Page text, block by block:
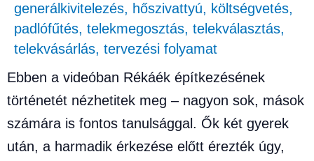
generálkivitelezés, hőszivattyú, költségvetés,
padlófűtés, telekmegosztás, telekválasztás,
telekvásárlás, tervezési folyamat
Ebben a videóban Rékáék építkezésének
történetét nézhetitek meg – nagyon sok, mások
számára is fontos tanulsággal. Ők két gyerek
után, a harmadik érkezése előtt érezték úgy,